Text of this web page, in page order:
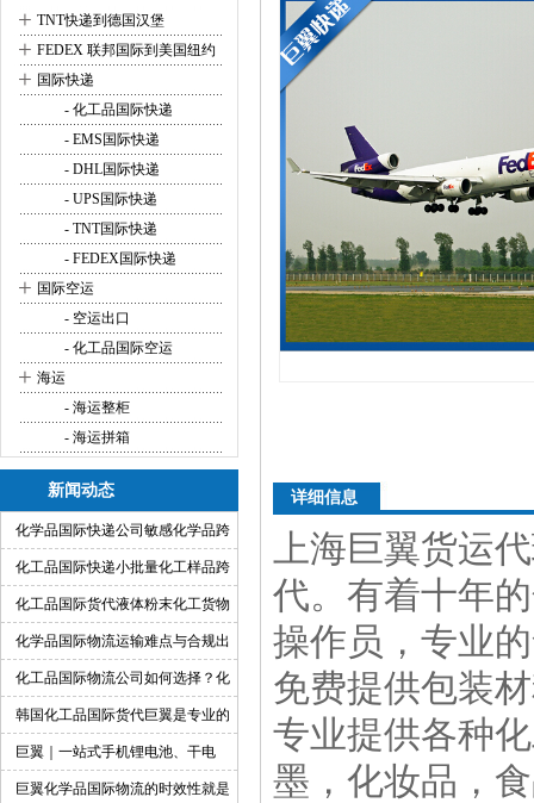
+ TNT快递到德国汉堡
+ FEDEX 联邦国际到美国纽约
+ 国际快递
- 化工品国际快递
- EMS国际快递
- DHL国际快递
- UPS国际快递
- TNT国际快递
- FEDEX国际快递
+ 国际空运
- 空运出口
- 化工品国际空运
+ 海运
- 海运整柜
- 海运拼箱
新闻动态
化学品国际快递公司敏感化学品跨
境快递代理
化工品国际快递小批量化工样品跨
境运输渠道
化工品国际货代液体粉末化工货物
出口运输服务
化学品国际物流运输难点与合规出
货渠道详解
化工品国际物流公司如何选择？化
工货物跨境物流解决方案
韩国化工品国际货代巨翼是专业的
巨翼｜一站式手机锂电池、干电
池、纯电池国际快递出口
巨翼化学品国际物流的时效性就是
详细信息
上海巨翼货运
代。有着十年
操作员，专业
免费提供包装
专业提供各种
墨，化妆品，